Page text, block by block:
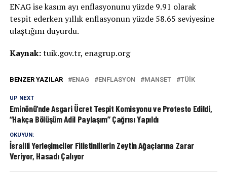
ENAG ise kasım ayı enflasyonunu yüzde 9.91 olarak
tespit ederken yıllık enflasyonun yüzde 58.65 seviyesine
ulaştığını duyurdu.
Kaynak:tuik.gov.tr, enagrup.org
BENZER YAZILAR ENAG ENFLASYON MANSET TÜIK
UP NEXT
Eminönü’nde Asgari Ücret Tespit Komisyonu ve Protesto Edildi,
“Hakça Bölüşüm Adil Paylaşım” Çağrısı Yapıldı
OKUYUN:
İsrailli Yerleşimciler Filistinlilerin Zeytin Ağaçlarına Zarar
Veriyor, Hasadı Çalıyor